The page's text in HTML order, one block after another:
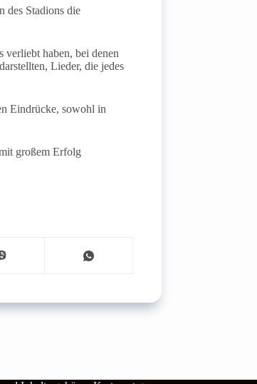
des Stadions die
haben, bei denen
Lieder, die jedes
Eindrücke, sowohl in
großem Erfolg